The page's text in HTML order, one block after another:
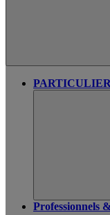
Professionnels